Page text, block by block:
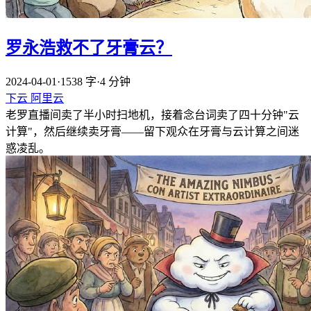
罗永浩救不了牙膏云？
2024-04-01 ·1538 字·4 分钟
下云 阿里云
老罗直播间卖了半小时扫地机，接着念台词卖了四十分钟"云
计算"，然后继续卖牙膏——留下观众在牙膏与云计算之间迷
惑凌乱。